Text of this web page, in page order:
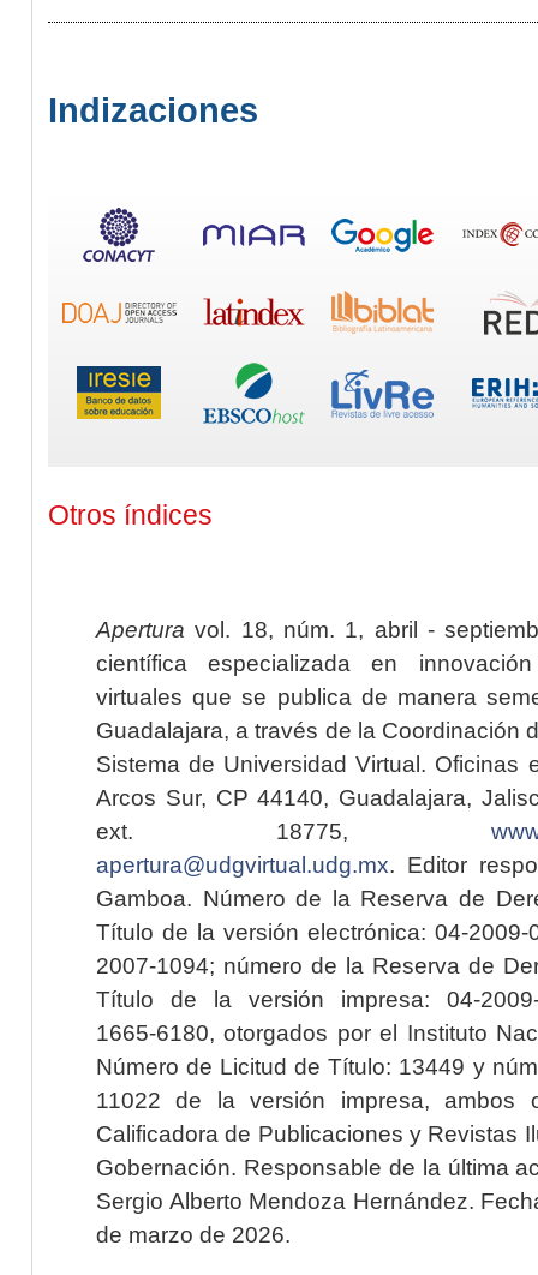
Indizaciones
Otros índices
Apertura vol. 18, núm. 1, abril -
científica especializada en
virtuales que se publica de manera
Guadalajara, a través de la Coordinación
Sistema de Universidad Virtual. Oficinas
Arcos Sur, CP 44140, Guadalajara,
ext. 18775,
apertura@udgvirtual.udg.mx. Editor
Gamboa. Número de la Reserva de
Título de la versión electrónica: 04-2009-
2007-1094; número de la Reserva de
Título de la versión impresa: 04-2009-
1665-6180, otorgados por el Instituto
Número de Licitud de Título: 13449 y
11022 de la versión impresa, ambos
Calificadora de Publicaciones y Revistas
Gobernación. Responsable de la última
Sergio Alberto Mendoza Hernández.
de marzo de 2026.